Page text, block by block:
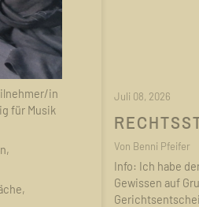
in
für Musik
Juli 08, 2026
Von Benni Pfeifer
Info: Ich habe
Gewissen auf